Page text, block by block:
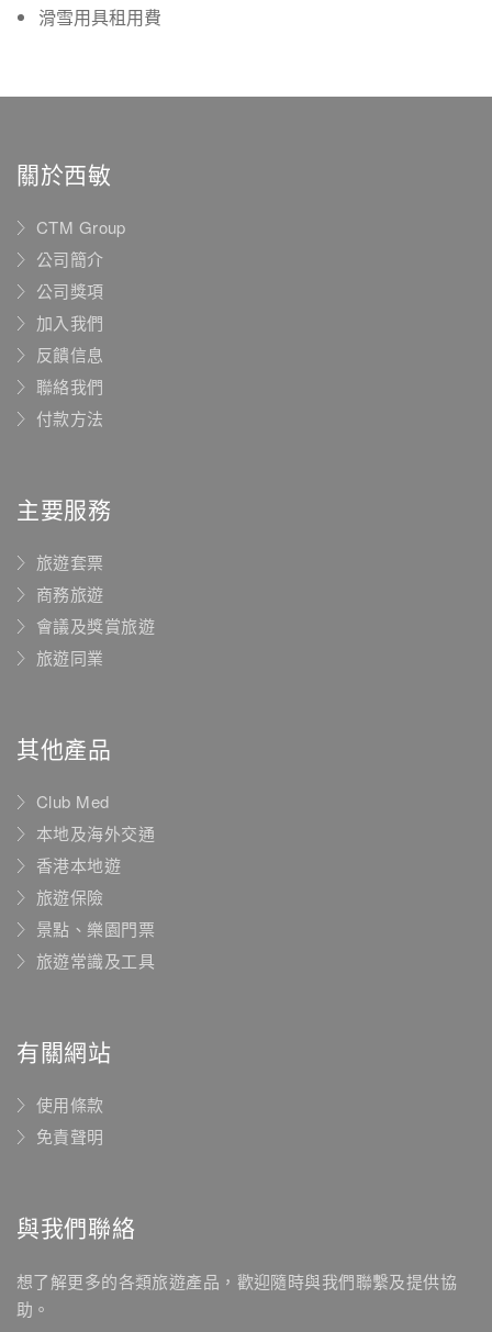
滑雪用具租用費
關於西敏
CTM Group
公司簡介
公司獎項
加入我們
反饋信息
聯絡我們
付款方法
主要服務
旅遊套票
商務旅遊
會議及獎賞旅遊
旅遊同業
其他產品
Club Med
本地及海外交通
香港本地遊
旅遊保險
景點、樂園門票
旅遊常識及工具
有關網站
使用條款
免責聲明
與我們聯絡
想了解更多的各類旅遊產品，歡迎隨時與我們聯繫及提供協
助。